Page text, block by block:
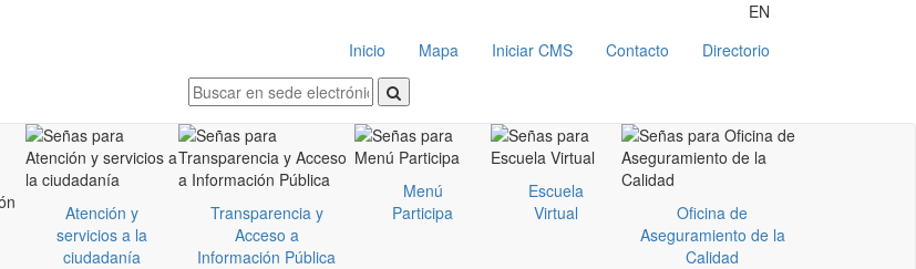
EN
Inicio
Mapa Iniciar CMS Contacto Directorio
Atención y
servicios a la
ciudadanía
Transparencia y
Acceso a
Información Pública
Menú
Participa
Escuela
Virtual
Oficina de
Aseguramiento de la
Calidad